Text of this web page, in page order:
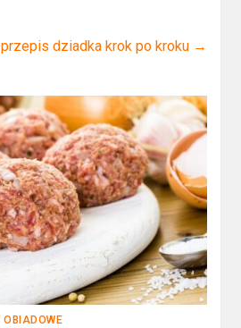
przepis dziadka krok po kroku →
OBIADOWE